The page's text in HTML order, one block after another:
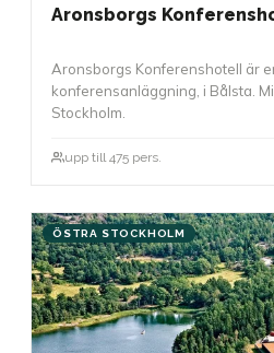
Aronsborgs
Aronsborgs Konferenshotell är
konferensanläggning, i Bålsta.
Stockholm.
upp till 475 pers.
ÖSTRA STOCKHOLM